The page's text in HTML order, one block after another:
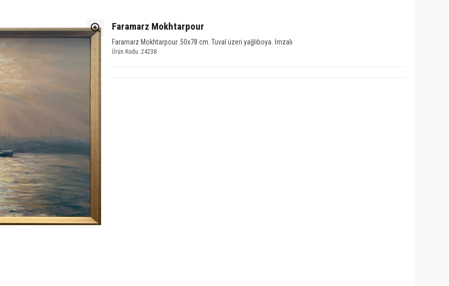
Faramarz Mokhtarpour
Faramarz Mokhtarpour. 50x78 cm. Tuval üzeri yağlıboya. İmzalı
Ürün Kodu: 24238